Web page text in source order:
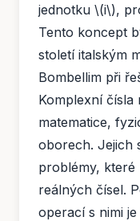
jednotku \(i\),
Tento koncept
století italským
Bombellim při
Komplexní čísla
matematice,
oborech. Jejich
problémy, které
reálných čísel.
operací s nimi